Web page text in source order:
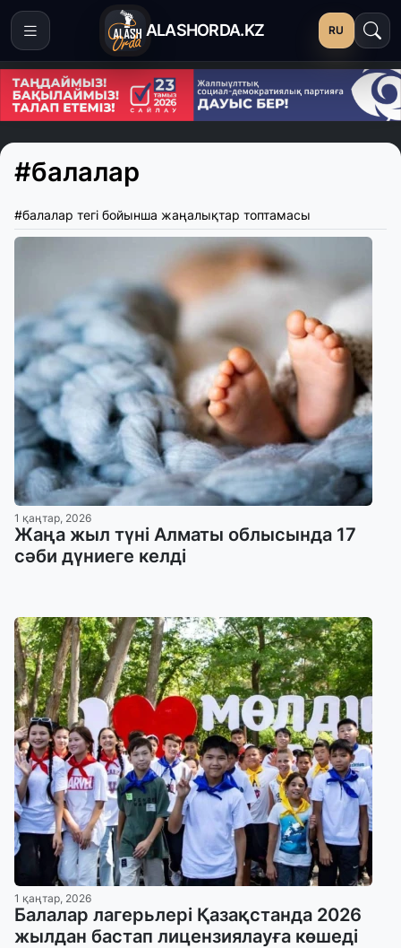
ALASHORDA.KZ RU
#балалар
#балалар тегі бойынша жаңалықтар топтамасы
1 қаңтар, 2026
Жаңа жыл түні Алматы облысында 17
сәби дүниеге келді
1 қаңтар, 2026
Балалар лагерьлері Қазақстанда 2026
жылдан бастап лицензиялауға көшеді